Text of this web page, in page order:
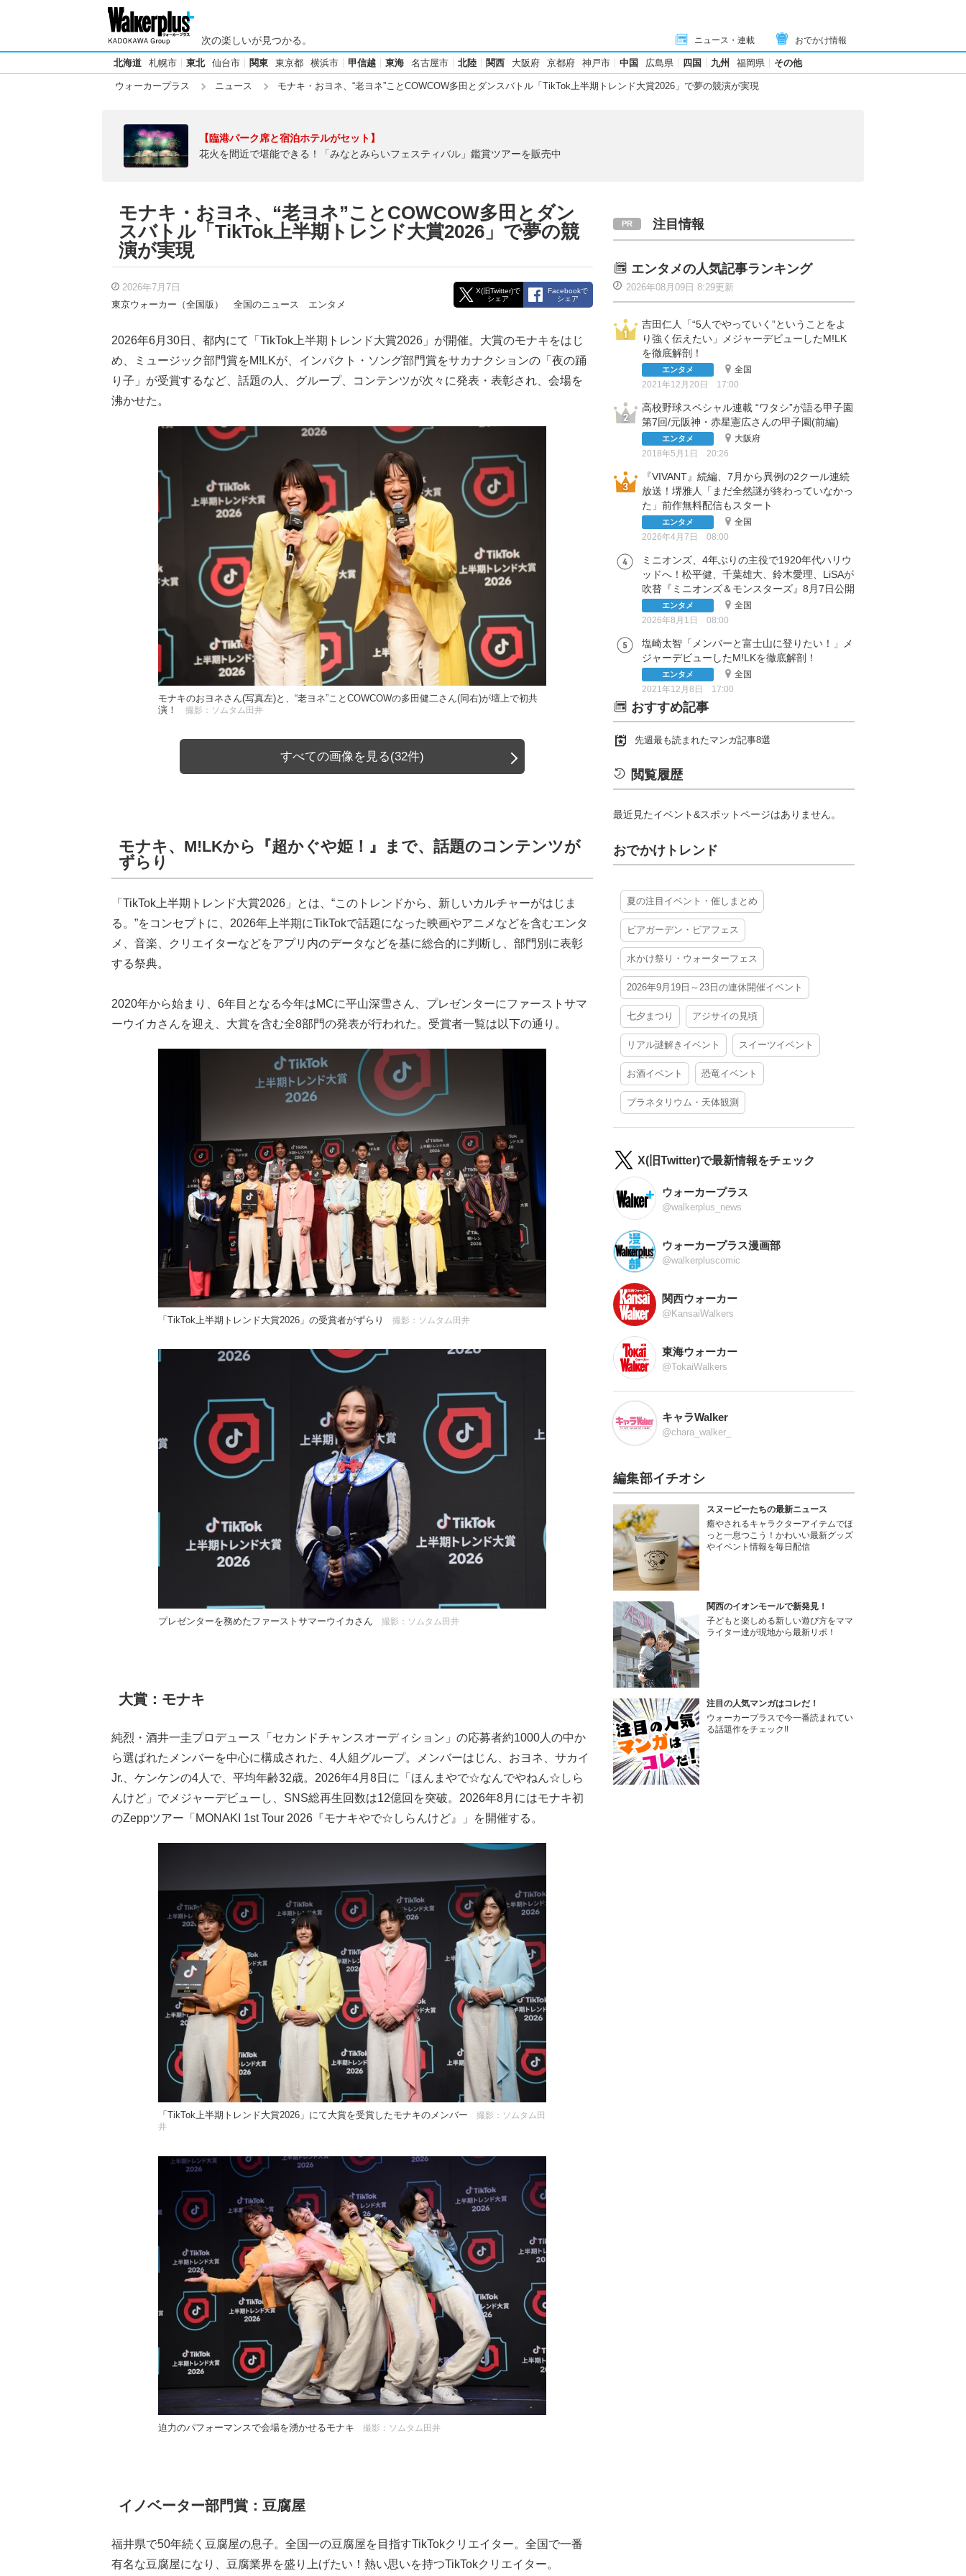
次の楽しいが見つかる。 ニュース・連載 おでかけ情報
北海道 札幌市 東北 仙台市 関東 東京都 横浜市 甲信越 東海 名古屋市 北陸 関西 大阪府 京都府 神戸市 中国 広島県 四国 九州 福岡県 その他
ウォーカープラス ニュース モナキ・おヨネ、“老ヨネ”ことCOWCOW多田とダンスバトル「TikTok上半期トレンド大賞2026」で夢の競演が実現
【臨港パーク席と宿泊ホテルがセット】
花火を間近で堪能できる！「みなとみらいフェスティバル」鑑賞ツアーを販売中
モナキ・おヨネ、“老ヨネ”ことCOWCOW多田とダン
スバトル「TikTok上半期トレンド大賞2026」で夢の競
演が実現
2026年7月7日
東京ウォーカー（全国版）
全国のニュース エンタメ
X(旧Twitter)で
シェア
Facebookで
シェア
2026年6月30日、都内にて「TikTok上半期トレンド大賞2026」が開催。大賞のモナキをはじ
め、ミュージック部門賞をM!LKが、インパクト・ソング部門賞をサカナクションの「夜の踊
り子」が受賞するなど、話題の人、グループ、コンテンツが次々に発表・表彰され、会場を
沸かせた。
モナキのおヨネさん(写真左)と、“老ヨネ”ことCOWCOWの多田健二さん(同右)が壇上で初共
演！
撮影：ソムタム田井
すべての画像を見る(32件)
モナキ、M!LKから『超かぐや姫！』まで、話題のコンテンツが
ずらり
「TikTok上半期トレンド大賞2026」とは、“このトレンドから、新しいカルチャーがはじま
る。”をコンセプトに、2026年上半期にTikTokで話題になった映画やアニメなどを含むエンタ
メ、音楽、クリエイターなどをアプリ内のデータなどを基に総合的に判断し、部門別に表彰
する祭典。
2020年から始まり、6年目となる今年はMCに平山深雪さん、プレゼンターにファーストサマ
ーウイカさんを迎え、大賞を含む全8部門の発表が行われた。受賞者一覧は以下の通り。
「TikTok上半期トレンド大賞2026」の受賞者がずらり 撮影：ソムタム田井
プレゼンターを務めたファーストサマーウイカさん 撮影：ソムタム田井
大賞：モナキ
純烈・酒井一圭プロデュース「セカンドチャンスオーディション」の応募者約1000人の中か
ら選ばれたメンバーを中心に構成された、4人組グループ。メンバーはじん、おヨネ、サカイ
Jr.、ケンケンの4人で、平均年齢32歳。2026年4月8日に「ほんまやで☆なんでやねん☆しら
んけど」でメジャーデビューし、SNS総再生回数は12億回を突破。2026年8月にはモナキ初
のZeppツアー「MONAKI 1st Tour 2026『モナキやで☆しらんけど』」を開催する。
「TikTok上半期トレンド大賞2026」にて大賞を受賞したモナキのメンバー
撮影：ソムタム田
井
迫力のパフォーマンスで会場を湧かせるモナキ 撮影：ソムタム田井
イノベーター部門賞：豆腐屋
福井県で50年続く豆腐屋の息子。全国一の豆腐屋を目指すTikTokクリエイター。全国で一番
有名な豆腐屋になり、豆腐業界を盛り上げたい！熱い思いを持つTikTokクリエイター。
注目情報
エンタメの人気記事ランキング
2026年08月09日 8:29更新
吉田仁人「“5人でやっていく”ということをよ
り強く伝えたい」メジャーデビューしたM!LK
を徹底解剖！
エンタメ
全国
2021年12月20日 17:00
高校野球スペシャル連載 “ワタシ”が語る甲子園
第7回/元阪神・赤星憲広さんの甲子園(前編)
エンタメ
大阪府
2018年5月1日 20:26
『VIVANT』続編、7月から異例の2クール連続
放送！堺雅人「まだ全然謎が終わっていなかっ
た」前作無料配信もスタート
エンタメ
全国
2026年4月7日 08:00
ミニオンズ、4年ぶりの主役で1920年代ハリウ
ッドへ！松平健、千葉雄大、鈴木愛理、LiSAが
吹替『ミニオンズ＆モンスターズ』8月7日公開
エンタメ
全国
2026年8月1日 08:00
塩崎太智「メンバーと富士山に登りたい！」メ
ジャーデビューしたM!LKを徹底解剖！
エンタメ
全国
2021年12月8日 17:00
おすすめ記事
先週最も読まれたマンガ記事8選
閲覧履歴
最近見たイベント&スポットページはありません。
おでかけトレンド
夏の注目イベント・催しまとめ
ビアガーデン・ビアフェス
水かけ祭り・ウォーターフェス
2026年9月19日～23日の連休開催イベント
七夕まつり アジサイの見頃
リアル謎解きイベント スイーツイベント
お酒イベント 恐竜イベント
プラネタリウム・天体観測
X(旧Twitter)で最新情報をチェック
ウォーカープラス
@walkerplus_news
ウォーカープラス漫画部
@walkerpluscomic
関西ウォーカー
@KansaiWalkers
東海ウォーカー
@TokaiWalkers
キャラWalker
@chara_walker_
編集部イチオシ
スヌーピーたちの最新ニュース
癒やされるキャラクターアイテムでほ
っと一息つこう！かわいい最新グッズ
やイベント情報を毎日配信
関西のイオンモールで新発見！
子どもと楽しめる新しい遊び方をママ
ライター達が現地から最新リポ！
注目の人気マンガはコレだ！
ウォーカープラスで今一番読まれてい
る話題作をチェック!!